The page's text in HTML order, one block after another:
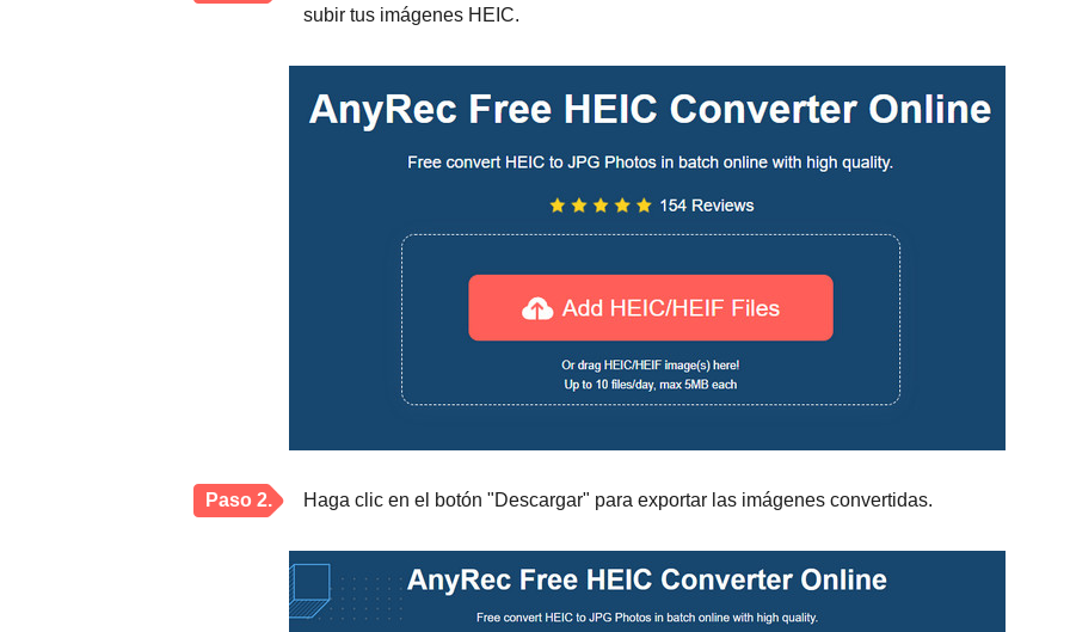
subir tus imágenes HEIC.
Paso 2. Haga clic en el botón "Descargar" para exportar las imágenes convertidas.